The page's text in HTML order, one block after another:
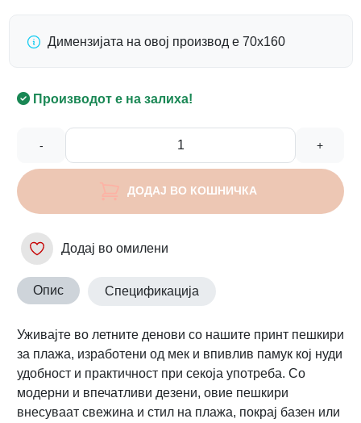
Димензијата на овој производ е 70х160
Производот е на залиха!
- +
ДОДАЈ ВО КОШНИЧКА
Додај во омилени
Опис Спецификација
Уживајте во летните денови со нашите принт пешкири
за плажа, изработени од мек и впивлив памук кој нуди
удобност и практичност при секоја употреба. Со
модерни и впечатливи дезени, овие пешкири
внесуваат свежина и стил на плажа, покрај базен или